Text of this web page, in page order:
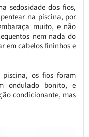
sedosidade dos fios,
na piscina, por
muito, e não
nem nada do
em cabelos fininhos e
piscina, os fios foram
ondulado bonito, e
condicionante, mas